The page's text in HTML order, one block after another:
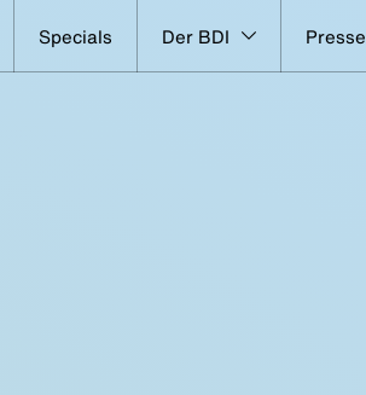
Specials Der BDI Presse